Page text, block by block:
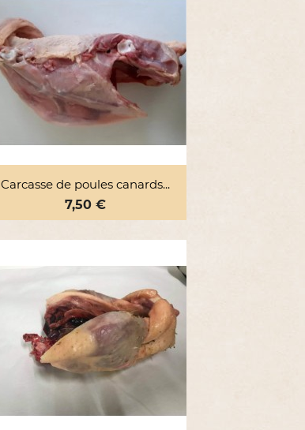
Carcasse de poules canards...
Prix
7,50 €
Aperçu rapide